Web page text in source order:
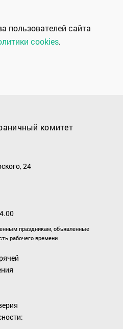
пользователей сайта
cookies.
комитет
24
праздникам, объявленные
рабочего времени